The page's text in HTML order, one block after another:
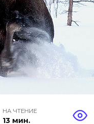
НА ЧТЕНИЕ
13 мин.